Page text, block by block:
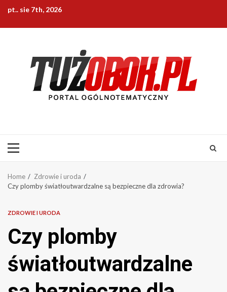
Skip
content
pt.. sie 7th, 2026
Primary
Home
Zdrowie i uroda
Czy plomby światłoutwardzalne są bezpieczne dla zdrowia?
ZDROWIE I URODA
Czy plomby
światłoutwardzalne